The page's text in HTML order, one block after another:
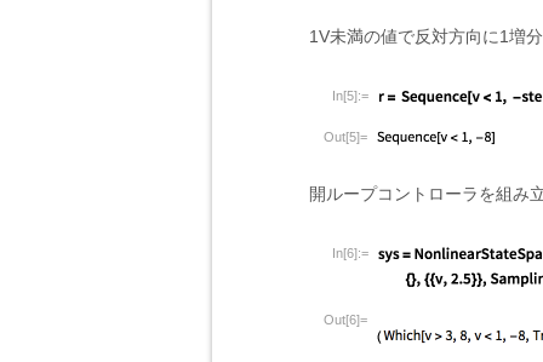
1V未満の値で反対方向に1増
In[5]:=
Out[5]=
開ループコントローラを組み
In[6]:=
Out[6]=